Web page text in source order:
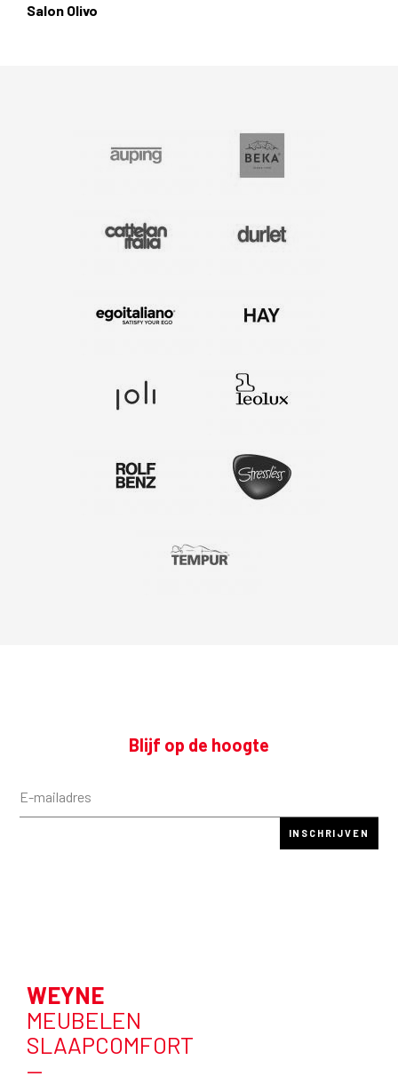
Salon Olivo
Blijf op de hoogte
WEYNE
MEUBELEN
SLAAPCOMFORT
—